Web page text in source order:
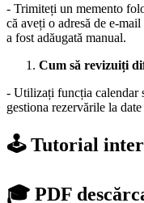
- Trimiteți un memento
că aveți o adresă de e-
a fost adăugată manual.
Cum să revizuiți
- Utilizați funcția calendar
gestiona rezervările la
🕹️ Tutorial
🎓 PDF